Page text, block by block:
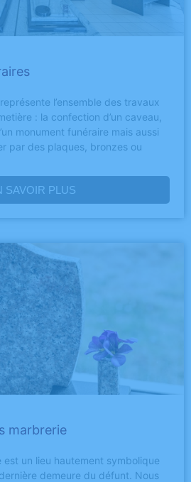
l’ensemble des travaux
: la confection d’un caveau,
monument funéraire mais aussi
par des plaques, bronzes ou
SAVOIR PLUS
marbrerie
est un lieu hautement symbolique
demeure du défunt. Nous